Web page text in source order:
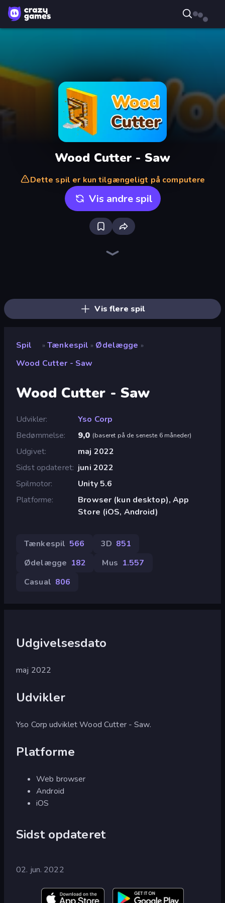
Wood Cutter - Saw
Dette spil er kun tilgængeligt på computere
Vis andre spil
Vis flere spil
Spil » Tænkespil » Ødelægge »
Wood Cutter - Saw
Wood Cutter - Saw
Udvikler
Yso Corp
Bedømmelse
9,0 (baseret på de seneste 6 måneder)
Udgivet
maj 2022
Sidst opdateret juni 2022
Spilmotor
Unity 5.6
Platforme
Browser (kun desktop), App
Store (iOS, Android)
Tænkespil 566 3D 851
Ødelægge 182 Mus 1.557
Casual 806
Udgivelsesdato
maj 2022
Udvikler
Yso Corp udviklet Wood Cutter - Saw.
Platforme
Web browser
Android
iOS
Sidst opdateret
02. jun. 2022